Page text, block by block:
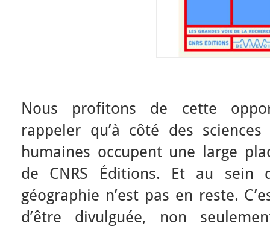
Nous profitons de cette
rappeler qu’à côté des
humaines occupent une large
de CNRS Éditions. Et au sein
géographie n’est pas en reste.
d’être divulguée, non